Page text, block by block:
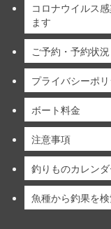
コロナウイルス
ます
ご予約・予約状況
プライバシーポ
ボート料金
注意事項
釣りものカレン
魚種から釣果を